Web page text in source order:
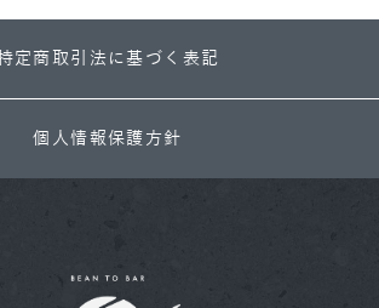
定商取引法に基づく表記
個人情報保護方針